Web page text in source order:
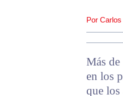
Por
Más
en los
que